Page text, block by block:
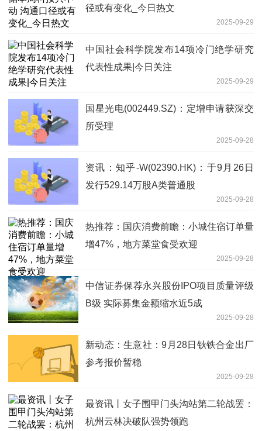
径或有变化_今日热文
2025-09-29
中国社会科学院发布14项冷门绝学研究
代表性成果|今日关注
2025-09-29
国星光电(002449.SZ)：定增申请获深交
所受理
2025-09-28
资讯：知乎-W(02390.HK)：于9月26日
发行529.14万股A类普通股
2025-09-28
热推荐：国庆消费前瞻：小城住宿订单量
增47%，地方菜堂食受欢迎
2025-09-28
中信证券保荐永兴股份IPO项目质量评级
B级 实际募集金额缩水近5成
2025-09-28
新动态：生意社：9月28日钬铁合金出厂
参考报价暂稳
2025-09-28
最资讯丨女子围甲门头沟站第二轮战罢：
杭州云林决破队强势领跑